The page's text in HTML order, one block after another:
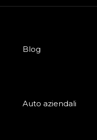
Blog
Auto aziendali